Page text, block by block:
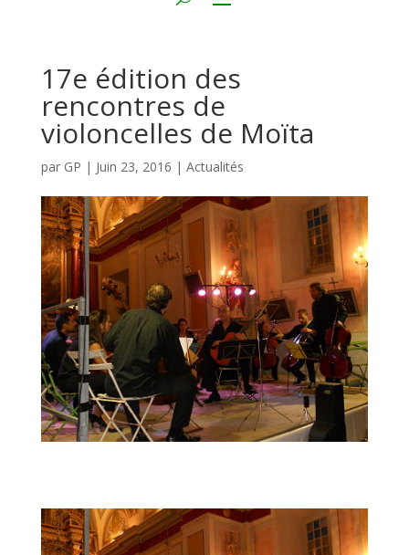
17e édition des
rencontres de
violoncelles de Moïta
par GP | Juin 23, 2016 | Actualités